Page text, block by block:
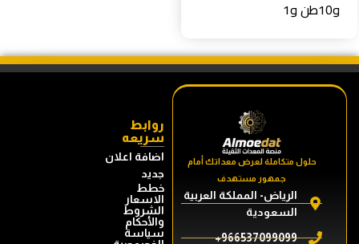
حلول متكاملة لعرض معداتك أمام
جمهور مستهدف
الرياض- المملكة العربية
السعودية
966537099099+
روابط
سريعه
اضافة اعلان
جديد
خطط
الاسعار
الشروط
والأحكام
سياسة